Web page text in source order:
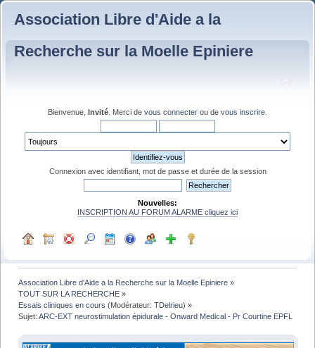
Association Libre d'Aide a la
Recherche sur la Moelle Epiniere
Bienvenue, Invité . Merci de vous connecter ou de vous inscrire
Connexion avec identifiant, mot de passe et durée de la session
Nouvelles:
INSCRIPTION AU FORUM ALARME cliquez ici
Association Libre d'Aide a la Recherche sur la Moelle Epiniere »
TOUT SUR LA RECHERCHE »
Essais cliniques en cours (Modérateur:TDelrieu) »
Sujet:ARC-EXT neurostimulation épidurale - Onward Medical - Pr Courtine EPFL